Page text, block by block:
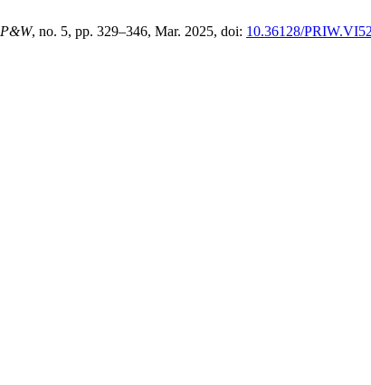
P&W, no. 5, pp. 329–346, Mar. 2025, doi: 10.36128/